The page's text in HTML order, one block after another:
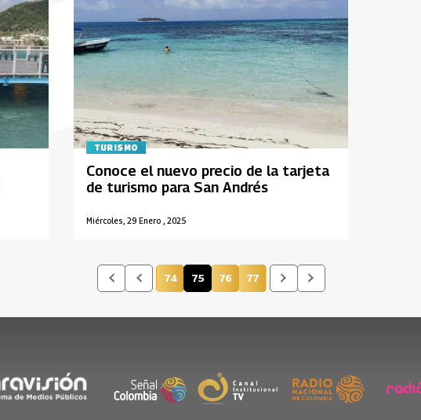
TURISMO
Miércoles, 29 Enero , 2025
Conoce el nuevo precio de la tarjeta
de turismo para San Andrés
Página
74 Página actual
75 Página
76 Página
77